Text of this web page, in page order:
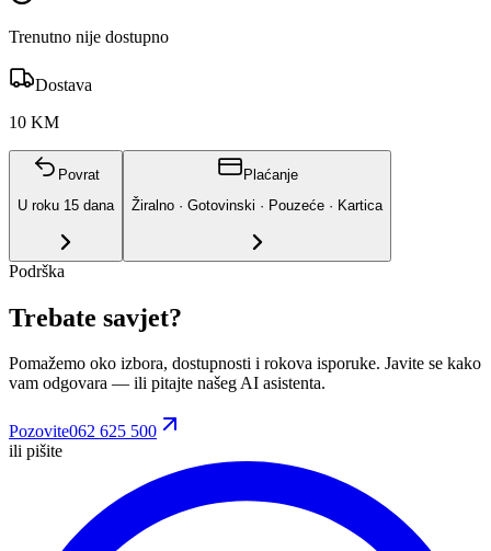
Trenutno nije dostupno
Dostava
10 KM
Povrat
U roku 15 dana
Plaćanje
Žiralno · Gotovinski · Pouzeće · Kartica
Podrška
Trebate savjet?
Pomažemo oko izbora, dostupnosti i rokova isporuke. Javite se kako
vam odgovara — ili pitajte našeg AI asistenta.
Pozovite062 625 500
ili pišite